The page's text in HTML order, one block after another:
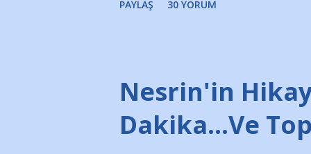
stadı önünde yaklaşık
takımlarının Futbol
görmek istemediklerini bir
PAYLAŞ 30 YORUM
Nesrin'in
Dakika…Ve